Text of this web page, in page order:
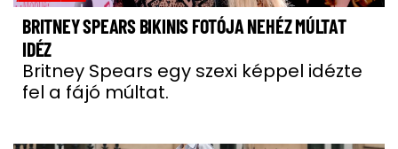
BRITNEY SPEARS BIKINIS FOTÓJA NEHÉZ MÚLTAT
IDÉZ
Britney Spears egy szexi képpel idézte
fel a fájó múltat.